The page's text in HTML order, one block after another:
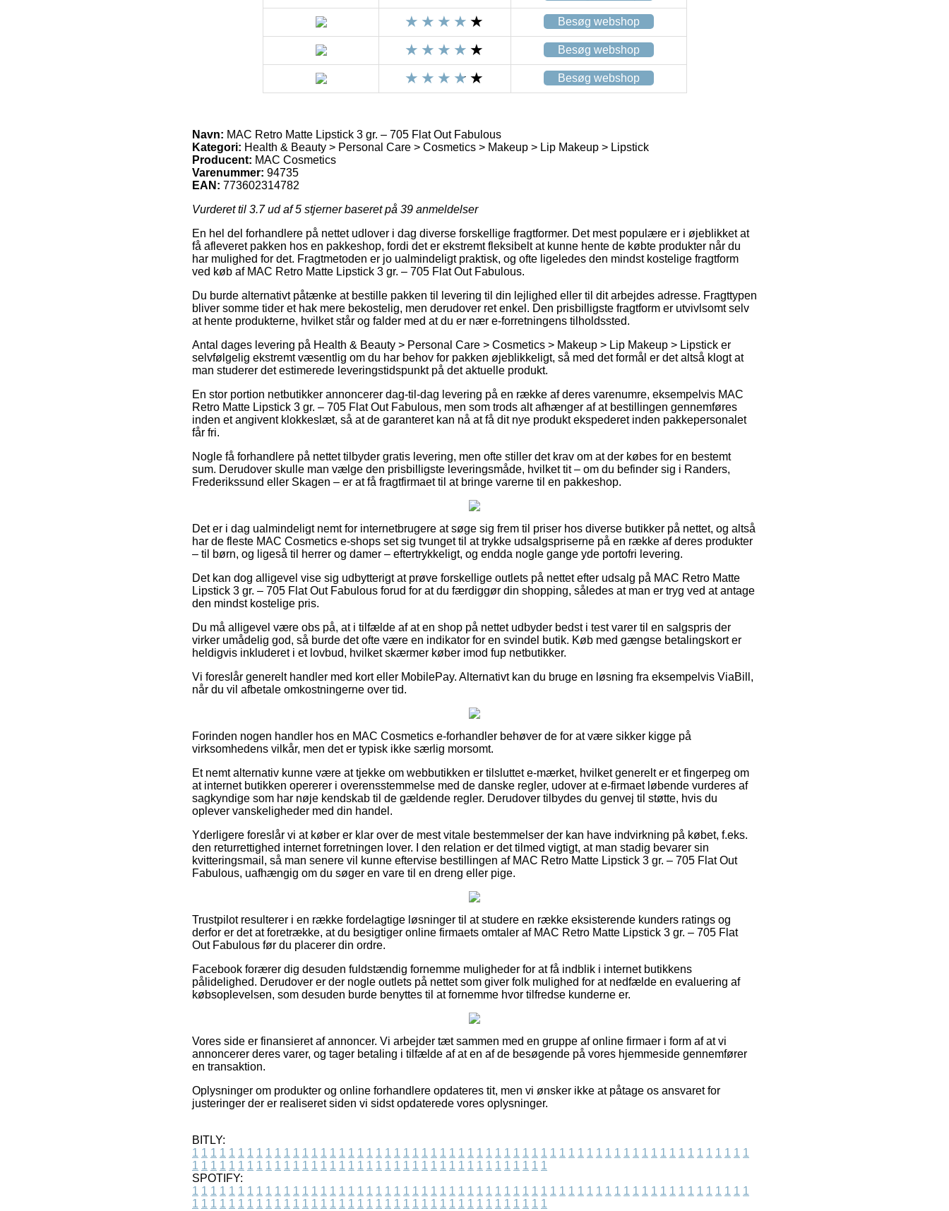
Besøg webshop
Besøg webshop
Besøg webshop
Navn: MAC Retro Matte Lipstick 3 gr. – 705 Flat Out Fabulous
Kategori: Health & Beauty > Personal Care > Cosmetics > Makeup > Lip Makeup > Lipstick
Producent: MAC Cosmetics
Varenummer: 94735
EAN: 773602314782
Vurderet til 3.7ud af 5 stjerner baseret på 39 anmeldelser
En hel del forhandlere på nettet udlover i dag diverse forskellige fragtformer. Det mest populære er i øjeblikket at
få afleveret pakken hos en pakkeshop, fordi det er ekstremt fleksibelt at kunne hente de købte produkter når du
har mulighed for det. Fragtmetoden er jo ualmindeligt praktisk, og ofte ligeledes den mindst kostelige fragtform
ved køb af MAC Retro Matte Lipstick 3 gr. – 705 Flat Out Fabulous.
Du burde alternativt påtænke at bestille pakken til levering til din lejlighed eller til dit arbejdes adresse. Fragttypen
bliver somme tider et hak mere bekostelig, men derudover ret enkel. Den prisbilligste fragtform er utvivlsomt selv
at hente produkterne, hvilket står og falder med at du er nær e-forretningens tilholdssted.
Antal dages levering på Health & Beauty > Personal Care > Cosmetics > Makeup > Lip Makeup > Lipstick er
selvfølgelig ekstremt væsentlig om du har behov for pakken øjeblikkeligt, så med det formål er det altså klogt at
man studerer det estimerede leveringstidspunkt på det aktuelle produkt.
En stor portion netbutikker annoncerer dag-til-dag levering på en række af deres varenumre, eksempelvis MAC
Retro Matte Lipstick 3 gr. – 705 Flat Out Fabulous, men som trods alt afhænger af at bestillingen gennemføres
inden et angivent klokkeslæt, så at de garanteret kan nå at få dit nye produkt ekspederet inden pakkepersonalet
får fri.
Nogle få forhandlere på nettet tilbyder gratis levering, men ofte stiller det krav om at der købes for en bestemt
sum. Derudover skulle man vælge den prisbilligste leveringsmåde, hvilket tit – om du befinder sig i Randers,
Frederikssund eller Skagen – er at få fragtfirmaet til at bringe varerne til en pakkeshop.
Det er i dag ualmindeligt nemt for internetbrugere at søge sig frem til priser hos diverse butikker på nettet, og altså
har de fleste MAC Cosmetics e-shops set sig tvunget til at trykke udsalgspriserne på en række af deres produkter
– til børn, og ligeså til herrer og damer – eftertrykkeligt, og endda nogle gange yde portofri levering.
Det kan dog alligevel vise sig udbytterigt at prøve forskellige outlets på nettet efter udsalg på MAC Retro Matte
Lipstick 3 gr. – 705 Flat Out Fabulous forud for at du færdiggør din shopping, således at man er tryg ved at antage
den mindst kostelige pris.
Du må alligevel være obs på, at i tilfælde af at en shop på nettet udbyder bedst i test varer til en salgspris der
virker umådelig god, så burde det ofte være en indikator for en svindel butik. Køb med gængse betalingskort er
heldigvis inkluderet i et lovbud, hvilket skærmer køber imod fup netbutikker.
Vi foreslår generelt handler med kort eller MobilePay. Alternativt kan du bruge en løsning fra eksempelvis ViaBill,
når du vil afbetale omkostningerne over tid.
Forinden nogen handler hos en MAC Cosmetics e-forhandler behøver de for at være sikker kigge på
virksomhedens vilkår, men det er typisk ikke særlig morsomt.
Et nemt alternativ kunne være at tjekke om webbutikken er tilsluttet e-mærket, hvilket generelt er et fingerpeg om
at internet butikken opererer i overensstemmelse med de danske regler, udover at e-firmaet løbende vurderes af
sagkyndige som har nøje kendskab til de gældende regler. Derudover tilbydes du genvej til støtte, hvis du
oplever vanskeligheder med din handel.
Yderligere foreslår vi at køber er klar over de mest vitale bestemmelser der kan have indvirkning på købet, f.eks.
den returrettighed internet forretningen lover. I den relation er det tilmed vigtigt, at man stadig bevarer sin
kvitteringsmail, så man senere vil kunne eftervise bestillingen af MAC Retro Matte Lipstick 3 gr. – 705 Flat Out
Fabulous, uafhængig om du søger en vare til en dreng eller pige.
Trustpilot resulterer i en række fordelagtige løsninger til at studere en række eksisterende kunders ratings og
derfor er det at foretrække, at du besigtiger online firmaets omtaler af MAC Retro Matte Lipstick 3 gr. – 705 Flat
Out Fabulous før du placerer din ordre.
Facebook forærer dig desuden fuldstændig fornemme muligheder for at få indblik i internet butikkens
pålidelighed. Derudover er der nogle outlets på nettet som giver folk mulighed for at nedfælde en evaluering af
købsoplevelsen, som desuden burde benyttes til at fornemme hvor tilfredse kunderne er.
Vores side er finansieret af annoncer. Vi arbejder tæt sammen med en gruppe af online firmaer i form af at vi
annoncerer deres varer, og tager betaling i tilfælde af at en af de besøgende på vores hjemmeside gennemfører
en transaktion.
Oplysninger om produkter og online forhandlere opdateres tit, men vi ønsker ikke at påtage os ansvaret for
justeringer der er realiseret siden vi sidst opdaterede vores oplysninger.
BITLY:
1 1 1 1 1 1 1 1 1 1 1 1 1 1 1 1 1 1 1 1 1 1 1 1 1 1 1 1 1 1 1 1 1 1 1 1 1 1 1 1 1 1 1 1 1 1 1 1 1 1 1 1 1 1 1 1 1 1 1 1 1
1 1 1 1 1 1 1 1 1 1 1 1 1 1 1 1 1 1 1 1 1 1 1 1 1 1 1 1 1 1 1 1 1 1 1 1 1 1 1
SPOTIFY:
1 1 1 1 1 1 1 1 1 1 1 1 1 1 1 1 1 1 1 1 1 1 1 1 1 1 1 1 1 1 1 1 1 1 1 1 1 1 1 1 1 1 1 1 1 1 1 1 1 1 1 1 1 1 1 1 1 1 1 1 1
1 1 1 1 1 1 1 1 1 1 1 1 1 1 1 1 1 1 1 1 1 1 1 1 1 1 1 1 1 1 1 1 1 1 1 1 1 1 1